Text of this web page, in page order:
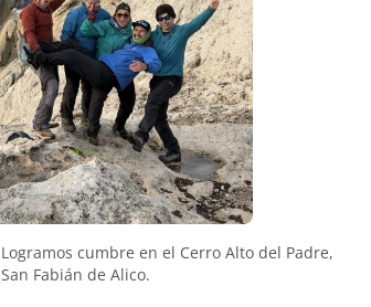
Logramos cumbre en el Cerro Alto del Padre,
San Fabián de Alico.